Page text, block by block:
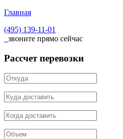
Главная
(495) 139-11-01
звоните прямо сейчас
Рассчет перевозки